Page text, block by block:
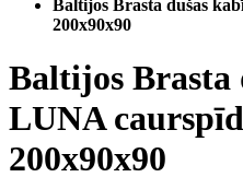
Baltijos Brasta dušas
200x90x90
Baltijos Brasta
LUNA
200x90x90